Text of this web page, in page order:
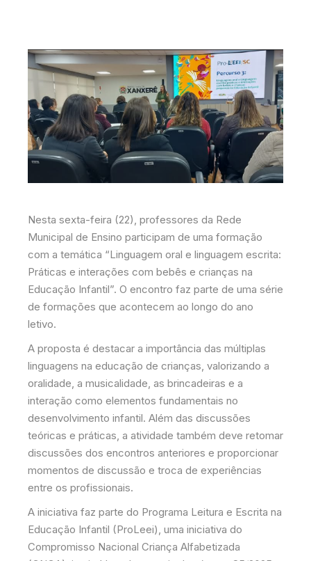
Nesta sexta-feira (22), professores da Rede
Municipal de Ensino participam de uma formação
com a temática “Linguagem oral e linguagem escrita:
Práticas e interações com bebês e crianças na
Educação Infantil”. O encontro faz parte de uma série
de formações que acontecem ao longo do ano
letivo.
A proposta é destacar a importância das múltiplas
linguagens na educação de crianças, valorizando a
oralidade, a musicalidade, as brincadeiras e a
interação como elementos fundamentais no
desenvolvimento infantil. Além das discussões
teóricas e práticas, a atividade também deve retomar
discussões dos encontros anteriores e proporcionar
momentos de discussão e troca de experiências
entre os profissionais.
A iniciativa faz parte do Programa Leitura e Escrita na
Educação Infantil (ProLeei), uma iniciativa do
Compromisso Nacional Criança Alfabetizada